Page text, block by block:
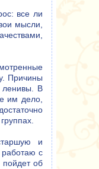
все ли
мысли,
Причины
ленивы. В
им дело,
и
работаю с
об